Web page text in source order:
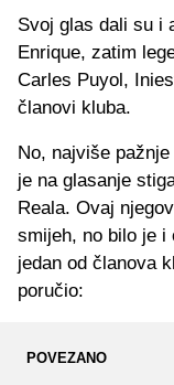
Svoj glas dali su i
Enrique, zatim
Carles Puyol,
članovi kluba.
No, najviše
je na glasanje
Reala. Ovaj
smijeh, no bilo je i
jedan od članova
poručio:
POVEZANO